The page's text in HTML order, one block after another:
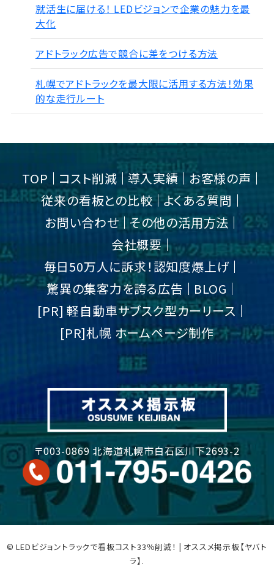
就活生に届ける！ LEDビジョンで企業の魅力を最
大化
アドトラック広告で競合に差をつける方法
札幌でアドトラックを最大限に活用する方法！効果
的な走行ルート
TOP コスト削減 導入実績
お客様の声
従来の看板との比較 よくある質問
お問い合わせ
その他の活用方法
会社概要
毎日50万人に訴求！認知度爆上げ
驚異の集客力を誇る広告
BLOG
[PR] 軽自動車サブスク型カーリース
[PR]札幌 ホームページ制作
〒003-0869 北海道札幌市白石区川下2693-2
© LEDビジョントラックで看板コスト33％削減！ | オススメ掲示板【ヤバト
ラ】.